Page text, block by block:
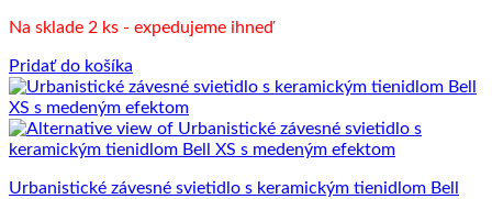
bola:
je:
Na sklade 2 ks - expedujeme ihneď
Pridať do košíka
Urbanistické závesné svietidlo s keramickým tienidlom Bell